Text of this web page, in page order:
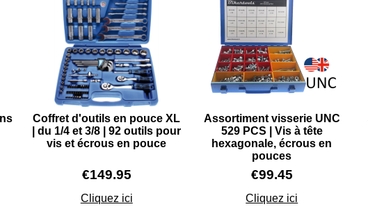
Coffret d'outils en pouce XL
| du 1/4 et 3/8 | 92 outils pour
vis et écrous en pouce
€149.95
Cliquez ici
Assortiment visserie UNC
529 PCS | Vis à tête
hexagonale, écrous en
pouces
€99.45
Cliquez ici